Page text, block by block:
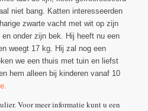
niet bang. Katten interesseerden
zwarte vacht met wit op zijn
onder zijn bek. Hij heeft nu een
weegt 17 kg. Hij zal nog een
we een thuis met tuin en liefst
hem alleen bij kinderen vanaf 10
Voor meer informatie kunt u een